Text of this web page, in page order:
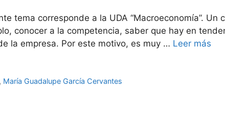
tema corresponde a la UDA “Macroeconomía”.
conocer a la competencia, saber que hay en
la empresa. Por este motivo, es muy … Leer más
, María Guadalupe García Cervantes